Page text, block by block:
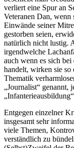
verliert eine Spur an
Veteranen Dan,
Einwände seiner
gestorben seien,
natürlich nicht lustig.
irgendwelche
auch wenn es sich
handelt, wirken sie so
Thematik
„Journalist“ genannt,
Entgegen einzelner
insgesamt sehr
viele Themen,
verständlich zu